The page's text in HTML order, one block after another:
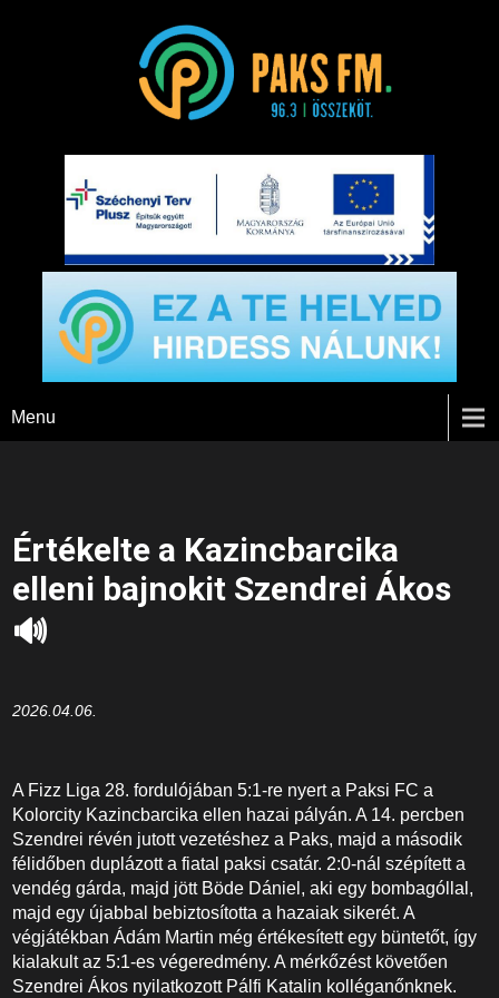
Paks FM
Menu
Értékelte a Kazincbarcika
elleni bajnokit Szendrei Ákos
🔊
2026.04.06.
A Fizz Liga 28. fordulójában 5:1-re nyert a Paksi FC a
Kolorcity Kazincbarcika ellen hazai pályán. A 14. percben
Szendrei révén jutott vezetéshez a Paks, majd a második
félidőben duplázott a fiatal paksi csatár. 2:0-nál szépített a
vendég gárda, majd jött Böde Dániel, aki egy bombagóllal,
majd egy újabbal bebiztosította a hazaiak sikerét. A
végjátékban Ádám Martin még értékesített egy büntetőt, így
kialakult az 5:1-es végeredmény. A mérkőzést követően
Szendrei Ákos nyilatkozott Pálfi Katalin kolléganőnknek.